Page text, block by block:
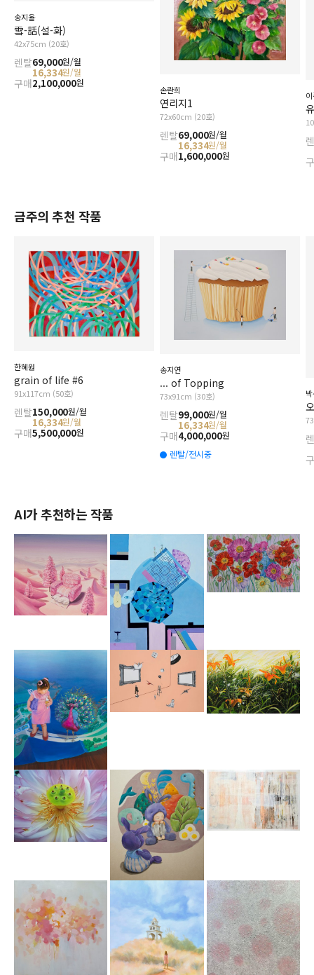
송지율
雪-話(설-화)
42x75cm (20호)
렌탈69,000원/월
16,334원/월
구매2,100,000원
손란희
연리지1
72x60cm (20호)
렌탈69,000원/월
16,334원/월
구매1,600,000원
금주의 추천 작품
한혜원
grain of life #6
91x117cm (50호)
렌탈150,000원/월
16,334원/월
구매5,500,000원
송지연
... of Topping
73x91cm (30호)
렌탈99,000원/월
16,334원/월
구매4,000,000원
렌탈/전시중
AI가 추천하는 작품